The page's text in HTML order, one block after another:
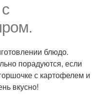
блюдо.
порадуются, если
с картофелем и
вкусно!